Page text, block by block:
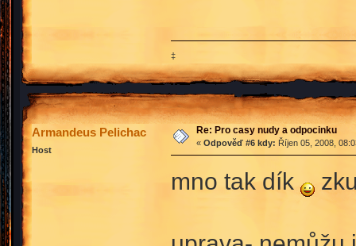
‡
Armandeus Pelichac
Host
Re: Pro casy nudy a odpocinku
« Odpověď #6 kdy: Říjen 05, 2008,
mno tak dík